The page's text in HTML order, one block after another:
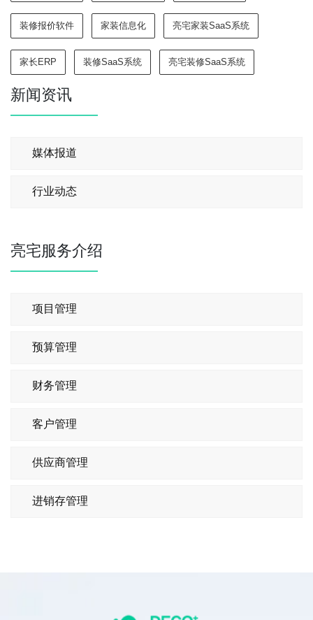
装修报价软件 家装信息化 亮宅家装SaaS系统
家长ERP 装修SaaS系统 亮宅装修SaaS系统
新闻资讯
媒体报道
行业动态
亮宅服务介绍
项目管理
预算管理
财务管理
客户管理
供应商管理
进销存管理